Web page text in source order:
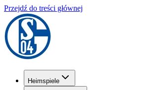
Przejdź do treści głównej
Heimspiele